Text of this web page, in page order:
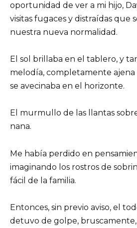
oportunidad de ver a mi hijo,
visitas fugaces y distraídas que
nuestra nueva normalidad.
El sol brillaba en el tablero, y
melodía, completamente
se avecinaba en el horizonte.
El murmullo de las llantas
nana.
Me había perdido en
imaginando los rostros de
fácil de la familia.
Entonces, sin previo aviso, el
detuvo de golpe,